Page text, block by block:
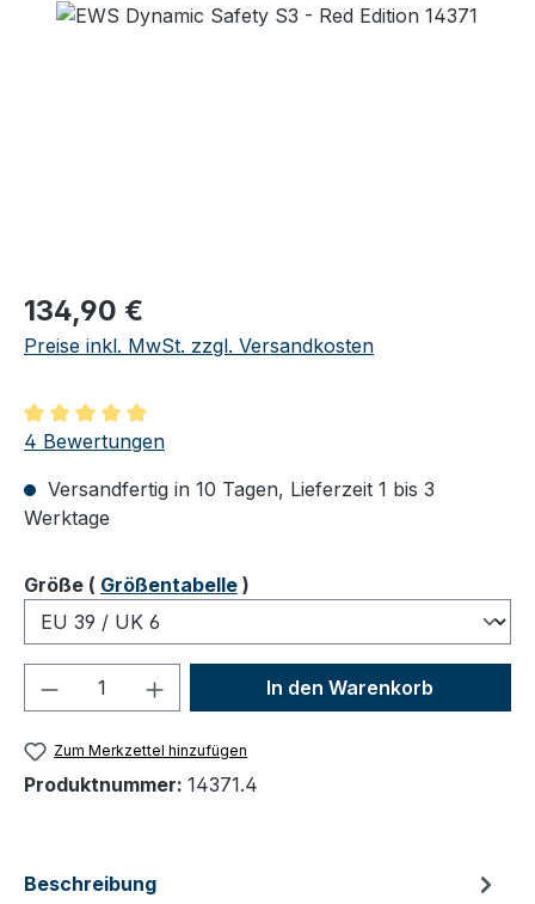
Regulärer Preis:
134,90 €
Preise inkl. MwSt. zzgl. Versandkosten
Durchschnittliche Bewertung von 5 von 5 Sternen
4 Bewertungen
Versandfertig in 10 Tagen, Lieferzeit 1 bis 3
Werktage
Größeauswählen
( Größentabelle )
Produkt Anzahl: Gib denIn den Warenkorb
Zum Merkzettel hinzufügen
Produktnummer: 14371.4
Beschreibung